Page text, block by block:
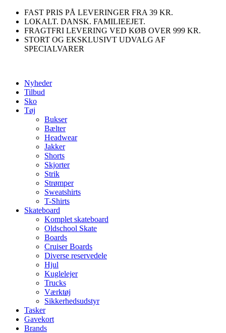
Videre
indhold
FAST PRIS PÅ LEVERINGER FRA 39 KR.
LOKALT. DANSK. FAMILIEEJET.
FRAGTFRI LEVERING VED KØB OVER 999 KR.
STORT OG EKSKLUSIVT UDVALG AF
SPECIALVARER
Nyheder
Tilbud
Sko
Tøj
Bukser
Bælter
Headwear
Jakker
Shorts
Skjorter
Strik
Strømper
Sweatshirts
T-Shirts
Skateboard
Komplet skateboard
Oldschool Skate
Boards
Cruiser Boards
Diverse reservedele
Hjul
Kuglelejer
Trucks
Værktøj
Sikkerhedsudstyr
Tasker
Gavekort
Brands